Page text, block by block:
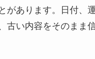
があります。日付、
古い内容をそのまま